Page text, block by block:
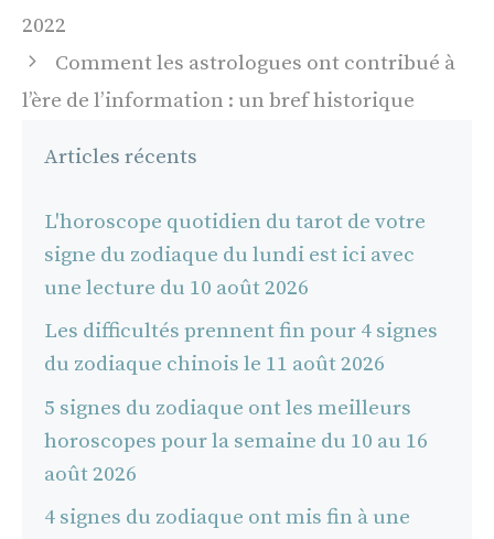
des
2022
Comment les astrologues ont contribué à
l’ère de l’information : un bref historique
Articles récents
L'horoscope quotidien du tarot de votre
signe du zodiaque du lundi est ici avec
une lecture du 10 août 2026
Les difficultés prennent fin pour 4 signes
du zodiaque chinois le 11 août 2026
5 signes du zodiaque ont les meilleurs
horoscopes pour la semaine du 10 au 16
août 2026
4 signes du zodiaque ont mis fin à une